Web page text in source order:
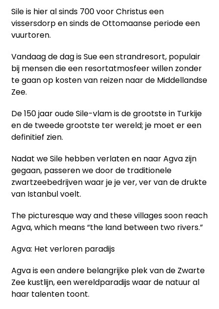
Sile is hier al sinds 700 voor Christus een
vissersdorp en sinds de Ottomaanse periode een
vuurtoren.
Vandaag de dag is Sue een strandresort, populair
bij mensen die een resortatmosfeer willen zonder
te gaan op kosten van reizen naar de Middellandse
Zee.
De 150 jaar oude Sile-vlam is de grootste in Turkije
en de tweede grootste ter wereld; je moet er een
definitief zien.
Nadat we Sile hebben verlaten en naar Agva zijn
gegaan, passeren we door de traditionele
zwartzeebedrijven waar je je ver, ver van de drukte
van Istanbul voelt.
The picturesque way and these villages soon reach
Agva, which means “the land between two rivers.”
Agva: Het verloren paradijs
Agva is een andere belangrijke plek van de Zwarte
Zee kustlijn, een wereldparadijs waar de natuur al
haar talenten toont.